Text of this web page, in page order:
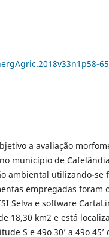
65
a avaliação
município de
ambiental utilizando-se
empregadas foram
Selva e software
18,30 km2 e está
S e 49o 30’ a 49o